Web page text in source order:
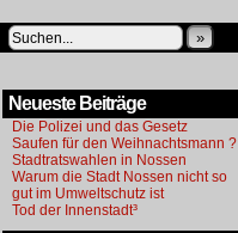
»
Neueste Beiträge
Die Polizei und das Gesetz
Saufen für den Weihnachtsmann ?
Stadtratswahlen in Nossen
Warum die Stadt Nossen nicht so
gut im Umweltschutz ist
Tod der Innenstadt³